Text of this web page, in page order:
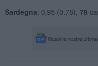
Sardegna: 0,95 (0.78), 78